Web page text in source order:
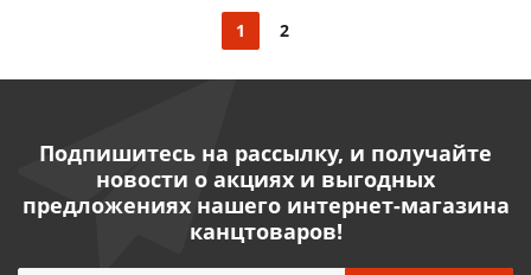
1 2
Подпишитесь на рассылку, и получайте
новости о акциях и выгодных
предложениях нашего интернет-магазина
канцтоваров!